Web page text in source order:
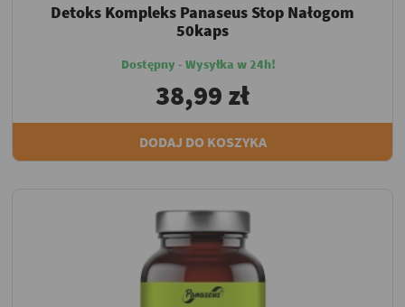
Detoks Kompleks Panaseus Stop Nałogom
50kaps
Dostępny - Wysyłka w 24h!
38,99 zł
DODAJ DO KOSZYKA